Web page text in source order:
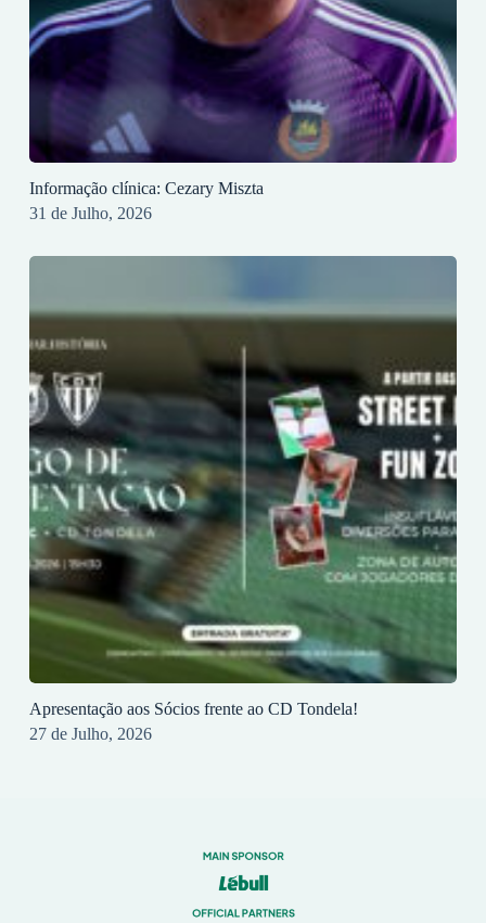
Informação clínica: Cezary Miszta
31 de Julho, 2026
Apresentação aos Sócios frente ao CD Tondela!
27 de Julho, 2026